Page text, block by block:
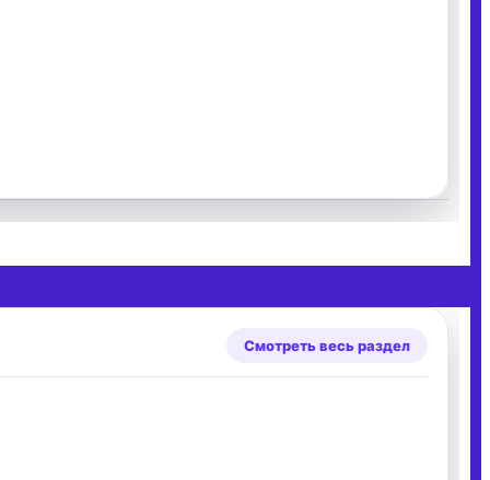
Смотреть весь раздел